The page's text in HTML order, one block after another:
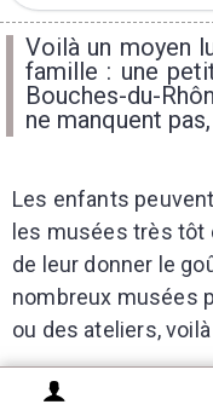
Voilà un moyen
famille : une
Bouches-du-
ne manquent
Les enfants
les musées très tôt
de leur donner le
nombreux musées
ou des ateliers,
Du Mucem à